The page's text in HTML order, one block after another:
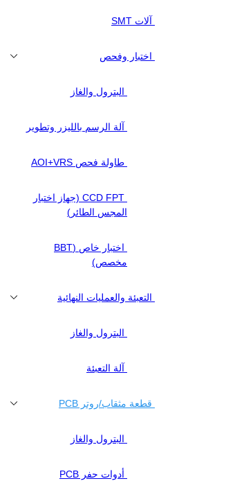
آلات SMT
اختبار وفحص
البترول والغاز
آلة الرسم بالليزر وتطوير
طاولة فحص AOI+VRS
CCD FPT (جهاز اختبار
المجس الطائر)
اختبار خاص (BBT
مخصص)
التعبئة والعمليات النهائية
البترول والغاز
آلة التعبئة
قطعة مثقاب/روتر PCB
البترول والغاز
أدوات حفر PCB